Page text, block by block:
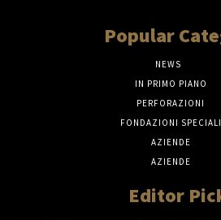
Popular
NEWS
IN PRIMO PIANO
PERFORAZIONI
FONDAZIONI SPECIALI
AZIENDE
AZIENDE
Editor